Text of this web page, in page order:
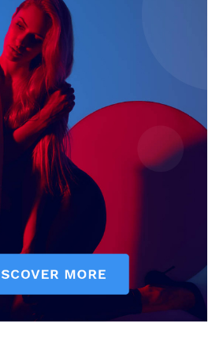
ELŐFIZETÉS